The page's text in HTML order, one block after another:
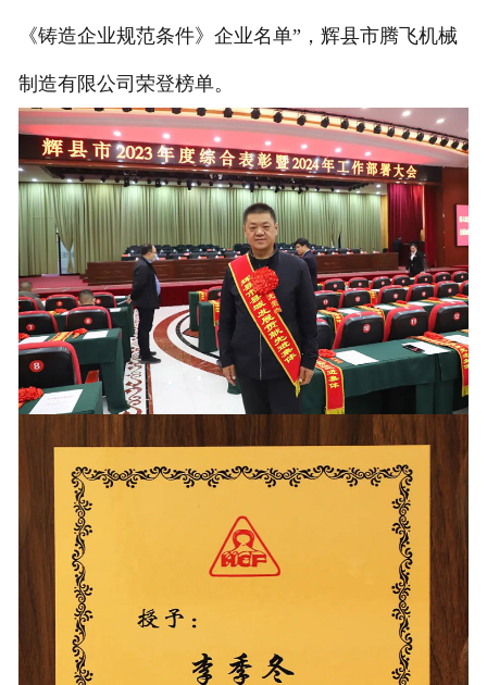
《铸造企业规范条件》企业名单”，辉县市腾飞机械
制造有限公司荣登榜单。